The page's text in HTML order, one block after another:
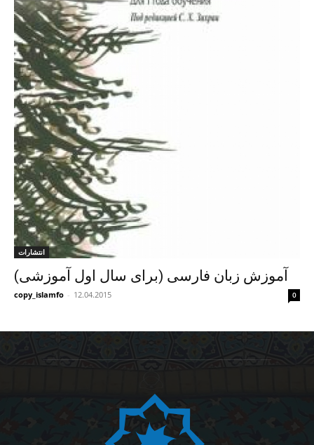
انتشارات
آموزش زبان فارسی (برای سال اول آموزشی)
copy_islamfo - 12.04.2015 0